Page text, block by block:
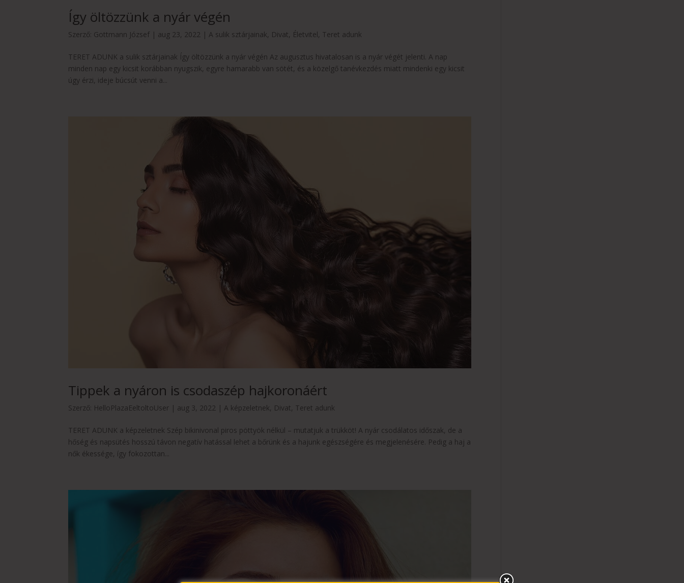
Így öltözzünk a nyár végén
Szerző: Gottmann József | aug 23, 2022 | A sulik sztárjainak, Divat, Életvitel, Teret adunk
TERET ADUNK a sulik sztárjainak Így öltözzünk a nyár végén Az augusztus hivatalosan is a nyár végét jelenti. A nap
minden nap egy kicsit korábban nyugszik, egyre hamarabb van sötét, és a közelgő tanévkezdés miatt mindenki egy kicsit
úgy érzi, ideje búcsút venni a...
Tippek a nyáron is csodaszép hajkoronáért
Szerző: HelloPlazaEeltoltoUser | aug 3, 2022 | A képzeletnek, Divat, Teret adunk
TERET ADUNK a képzeletnek Szép bikinivonal piros pöttyök nélkül – mutatjuk a trükköt! A nyár csodálatos időszak, de a
hőség és napsütés hosszú távon negatív hatással lehet a bőrünk és a hajunk egészségére és megjelenésére. Pedig a haj a
nők ékessége, így fokozottan...